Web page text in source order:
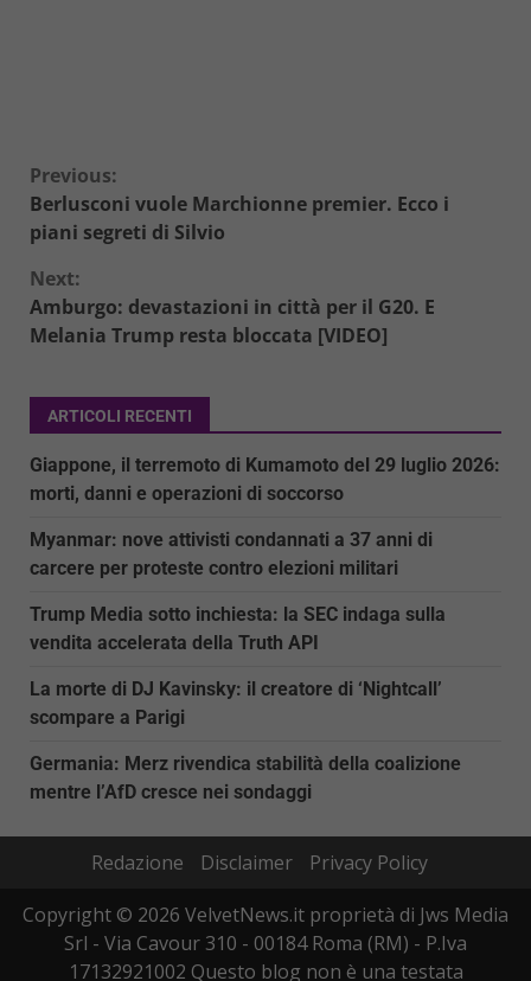
Continue
Reading
Previous:
Berlusconi vuole Marchionne premier. Ecco i
piani segreti di Silvio
Next:
Amburgo: devastazioni in città per il G20. E
Melania Trump resta bloccata [VIDEO]
ARTICOLI RECENTI
Giappone, il terremoto di Kumamoto del 29 luglio 2026:
morti, danni e operazioni di soccorso
Myanmar: nove attivisti condannati a 37 anni di
carcere per proteste contro elezioni militari
Trump Media sotto inchiesta: la SEC indaga sulla
vendita accelerata della Truth API
La morte di DJ Kavinsky: il creatore di ‘Nightcall’
scompare a Parigi
Germania: Merz rivendica stabilità della coalizione
mentre l’AfD cresce nei sondaggi
Redazione Disclaimer
Privacy Policy
Copyright © 2026 VelvetNews.it proprietà di Jws Media
Srl - Via Cavour 310 - 00184 Roma (RM) - P.Iva
17132921002 Questo blog non è una testata